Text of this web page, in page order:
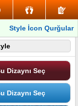
Style İcon Qurğular
Dizaynı Seç
Dizaynı Seç